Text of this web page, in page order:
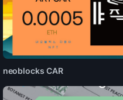
neoblocks CAR